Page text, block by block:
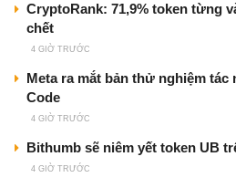
CryptoRank: 71,9% token từng
chết
4 GIỜ TRƯỚC
Meta ra mắt bản thử nghiệm tác
Code
4 GIỜ TRƯỚC
Bithumb sẽ niêm yết token UB
4 GIỜ TRƯỚC